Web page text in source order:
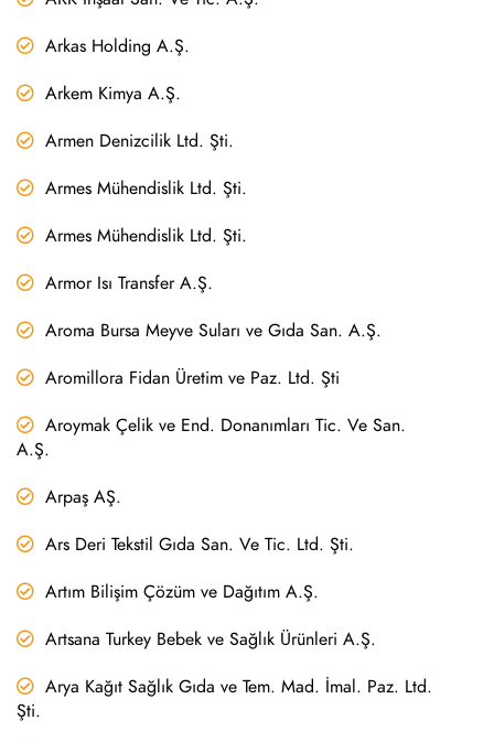
Arkas Holding A.Ş.
Arkem Kimya A.Ş.
Armen Denizcilik Ltd. Şti.
Armes Mühendislik Ltd. Şti.
Armes Mühendislik Ltd. Şti.
Armor Isı Transfer A.Ş.
Aroma Bursa Meyve Suları ve Gıda San. A.Ş.
Aromillora Fidan Üretim ve Paz. Ltd. Şti
Aroymak Çelik ve End. Donanımları Tic. Ve San.
A.Ş.
Arpaş AŞ.
Ars Deri Tekstil Gıda San. Ve Tic. Ltd. Şti.
Artım Bilişim Çözüm ve Dağıtım A.Ş.
Artsana Turkey Bebek ve Sağlık Ürünleri A.Ş.
Arya Kağıt Sağlık Gıda ve Tem. Mad. İmal. Paz. Ltd.
Şti.